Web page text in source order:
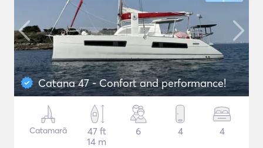
Catana 47 - Confort and performance!
Catamarã
47 ft
14 m
6 4 4